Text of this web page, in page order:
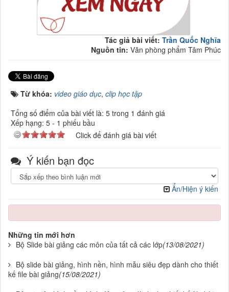
Tác giả bài viết: Trần Quốc Nghĩa
Nguồn tin: Văn phòng phẩm Tâm Phúc
Từ khóa: video giáo dục, clip học tập
Tổng số điểm của bài viết là: 5 trong 1 đánh giá
Xếp hạng: 5 - 1 phiếu bầu
Click để đánh giá bài viết
Ý kiến bạn đọc
Ẩn/Hiện ý kiến
Những tin mới hơn
Bộ Slide bài giảng các môn của tất cả các lớp(13/08/2021)
Bộ slide bài giảng, hình nền, hình mẫu siêu đẹp dành cho thiết
kế file bài giảng(15/08/2021)